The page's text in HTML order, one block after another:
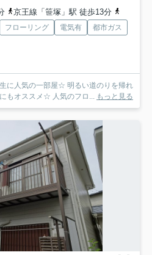
京王線「笹塚」駅 徒歩13分
フローリング 電気有
都市ガス
に人気の一部屋☆ 明るい道のりを帰れ
もオススメ☆ 人気のフロ... もっと見る